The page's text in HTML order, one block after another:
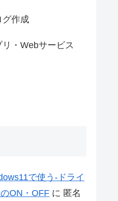
グ作成
・Webサービス
で使う-ドライ
ON・OFF に 匿名